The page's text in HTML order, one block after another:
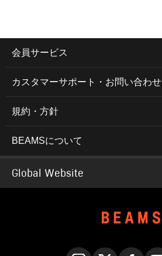
会員サービス
カスタマーサポート・お問い合わせ
規約・方針
BEAMSについて
Global Website